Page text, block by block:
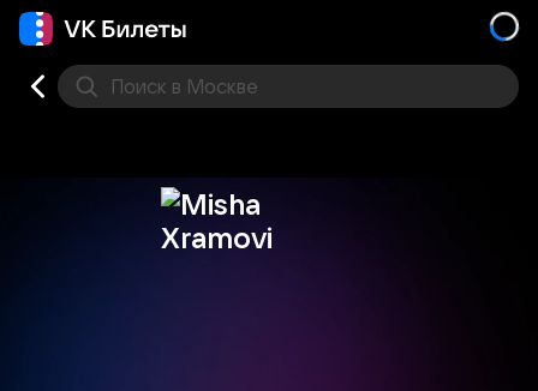
Поиск в Москве